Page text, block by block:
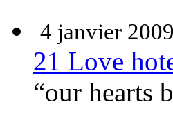
4 janvier
21 Love
“our hearts